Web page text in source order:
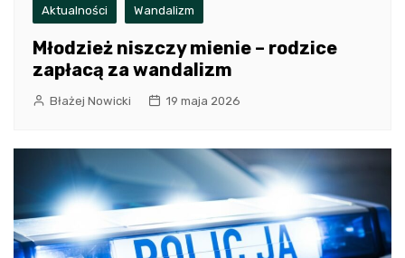
Aktualności Wandalizm
Młodzież niszczy mienie – rodzice
zapłacą za wandalizm
Błażej Nowicki 19 maja 2026